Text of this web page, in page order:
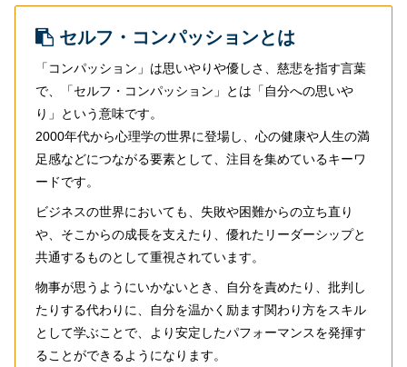
セルフ・コンパッションとは
「コンパッション」は思いやりや優しさ、慈悲を指す言葉
で、「セルフ・コンパッション」とは「自分への思いや
り」という意味です。
2000年代から心理学の世界に登場し、心の健康や人生の満
足感などにつながる要素として、注目を集めているキーワ
ードです。
ビジネスの世界においても、失敗や困難からの立ち直り
や、そこからの成長を支えたり、優れたリーダーシップと
共通するものとして重視されています。
物事が思うようにいかないとき、自分を責めたり、批判し
たりする代わりに、自分を温かく励ます関わり方をスキル
として学ぶことで、より安定したパフォーマンスを発揮す
ることができるようになります。